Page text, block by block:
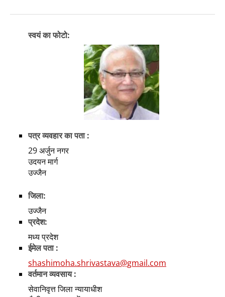
स्वयं का फोटो:
पत्र व्यवहार का पता :
29 अर्जुन नगर
उदयन मार्ग
उज्जैन
जिला:
उज्जैन
प्रदेश:
मध्य प्रदेश
ईमेल पता :
shashimoha.shrivastava@gmail.com
वर्तमान व्यवसाय :
सेवानिवृत्त जिला न्यायाधीश